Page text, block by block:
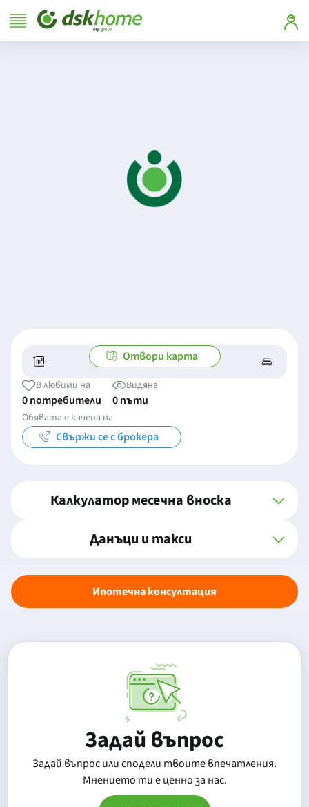
- -/- -
Отвори карта
В любими на
0 потребители
Видяна
0 пъти
Обявата е качена на
Свържи се с брокера
Калкулатор месечна вноска
Данъци и такси
Ипотечна консултация
Задай въпрос
Задай въпрос или сподели твоите впечатления.
Mнението ти е ценно за нас.